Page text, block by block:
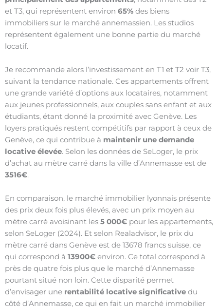
et T3, qui représentent environ 65% des biens
immobiliers sur le marché annemassien. Les studios
représentent également une bonne partie du marché
locatif.
Je recommande alors l’investissement en T1 et T2 voir T3,
suivant la tendance nationale. Ces appartements offrent
une grande variété d’options aux locataires, notamment
aux jeunes professionnels, aux couples sans enfant et aux
étudiants, étant donné la proximité avec Genève. Les
loyers pratiqués restent compétitifs par rapport à ceux de
Genève, ce qui contribue à maintenir une demande
locative élevée. Selon les données de SeLoger, le prix
d’achat au mètre carré dans la ville d’Annemasse est de
3516€.
En comparaison, le marché immobilier lyonnais présente
des prix deux fois plus élevés, avec un prix moyen au
mètre carré avoisinant les 5 000€ pour les appartements,
selon SeLoger (2024). Et selon Realadvisor, le prix du
mètre carré dans Genève est de 13678 francs suisse, ce
qui correspond à 13900€ environ. Ce total correspond à
près de quatre fois plus que le marché d’Annemasse
pourtant situé non loin. Cette disparité permet
d’envisager une rentabilité locative significative du
côté d’Annemasse, ce qui en fait un marché immobilier